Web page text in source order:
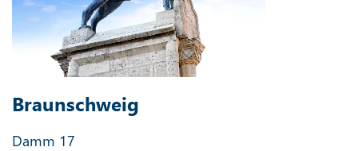
Braunschweig
Damm 17